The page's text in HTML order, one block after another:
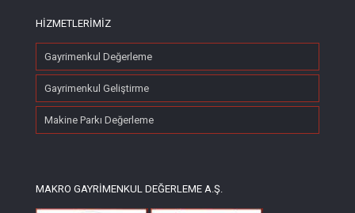
HİZMETLERİMİZ
Gayrimenkul Değerleme
Gayrimenkul Geliştirme
Makine Parkı Değerleme
MAKRO GAYRİMENKUL DEĞERLEME A.Ş.